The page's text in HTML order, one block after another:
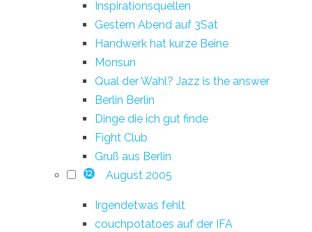
Inspirationsquellen
Gestern Abend auf 3Sat
Handwerk hat kurze Beine
Monsun
Qual der Wahl? Jazz is the answer
Berlin Berlin
Dinge die ich gut finde
Fight Club
Gruß aus Berlin
12 August 2005
Irgendetwas fehlt
couchpotatoes auf der IFA